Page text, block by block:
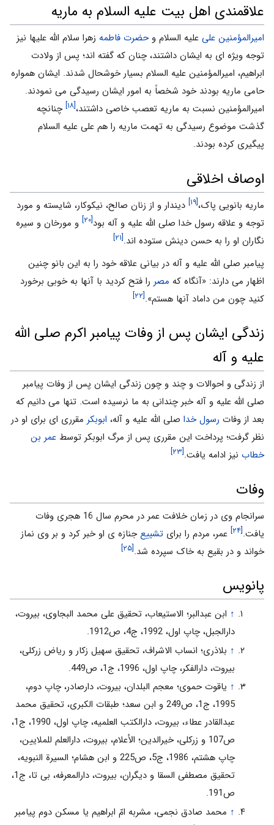
علاقمندی اهل بیت علیه السلام به ماریه
امیرالمؤمنین علی علیه السلام وحضرت فاطمه زهرا سلام الله علیها نیز
توجه ویژه ای به ایشان داشتند، چنان که گفته اند؛ پس از ولادت
ابراهیم، امیرالمؤمنین علیه السلام بسیار خوشحال شدند. ایشان همواره
حامی ماریه بودند خود شخصاً به امور ایشان رسیدگی می نمودند.
امیرالمؤمنین نسبت به ماریه تعصب خاصی داشتند،[۱۸]
چنانچه
گذشت موضوع رسیدگی به تهمت ماریه را هم علی علیه السلام
پیگیری کرده بودند.
اوصاف اخلاقی
ماریه بانویی پاک،[۱۹]
دیندار و از زنان صالح، نیکوکار، شایسته و مورد
توجه و علاقه رسول خدا صلی الله علیه و آله بود[۲۰]
و مورخان و سیره
نگاران او را به حسن دینش ستوده اند.[۲۱]
پیامبر صلی الله علیه و آله در بیانی علاقه خود را به این بانو چنین
اظهار می دارند: «آنگاه که مصر را فتح کردید با آنها به خوبی برخورد
کنید چون من داماد آنها هستم».[۲۲]
زندگی ایشان پس از وفات پیامبر اکرم صلی الله
علیه و آله
از زندگی و احوالات و چند و چون زندگی ایشان پس از وفات پیامبر
صلی الله علیه و آله خبر چندانی به ما نرسیده است. تنها می دانیم که
بعد از وفات رسول خدا صلی الله علیه و آله، ابوبکر مقرری ای برای او در
نظر گرفت؛ پرداخت این مقرری پس از مرگ ابوبکر توسط عمر بن
خطاب نیز ادامه یافت.[۲۳]
وفات
سرانجام وی در زمان خلافت عمر در محرم سال 16 هجری وفات
یافت.[۲۴] عمر، مردم را برای تشییعجنازه ی او خبر کرد و بر وی نماز
خواند و در بقیع به خاک سپرده شد.[۲۵]
پانویس
↑ ابن عبدالبر؛ الاستیعاب، تحقیق علی محمد البجاوی، بیروت،
دارالجبل، چاپ اول، 1992، ج4، ص1912.
↑ بلاذری؛ انساب الاشراف، تحقیق سهیل زکار و ریاض زرکلی،
بیروت، دارالفکر، چاپ اول، 1996، ج1، ص449.
↑ یاقوت حموی؛ معجم البلدان، بیروت، دارصادر، چاپ دوم،
1995، ج1، ص249 و ابن سعد؛ طبقات الکبری، تحقیق محمد
عبدالقادر عطاء، بیروت، دارالکتب العلمیه، چاپ اول، 1990، ج1،
ص107 و زرکلی، خیرالدین؛ الأعلام، بیروت، دارالعلم للملایین،
چاپ هشتم، 1986، ج5، ص225 و ابن هشام؛ السیرة النبویه،
تحقیق مصطفی السقا و دیگران، بیروت، دارالمعرفه، بی تا، ج1،
ص191.
↑ محمد صادق نجمی، مشربه امّ ابراهیم یا مسکن دوم پیامبر